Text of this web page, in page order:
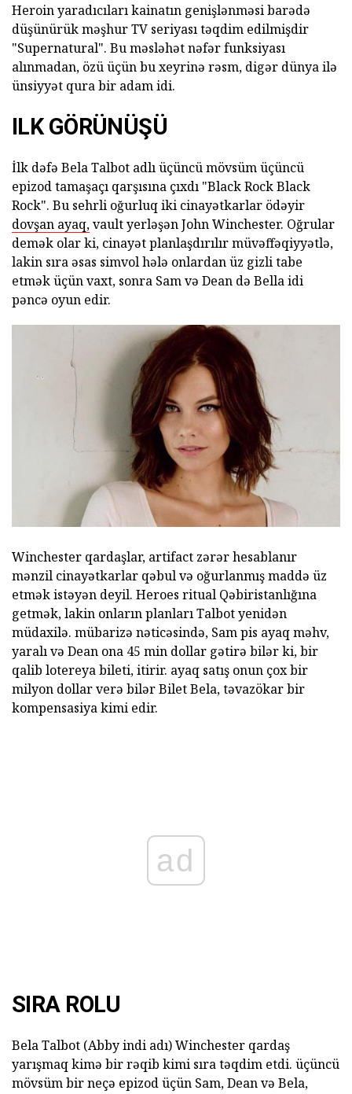
Heroin yaradıcıları kainatın genişlənməsi barədə
düşünürük məşhur TV seriyası təqdim edilmişdir
"Supernatural". Bu məsləhət nəfər funksiyası
alınmadan, özü üçün bu xeyrinə rəsm, digər dünya ilə
ünsiyyət qura bir adam idi.
ILK GÖRÜNÜŞÜ
İlk dəfə Bela Talbot adlı üçüncü mövsüm üçüncü
epizod tamaşaçı qarşısına çıxdı "Black Rock Black
Rock". Bu sehrli oğurluq iki cinayətkarlar ödəyir
dovşan ayaq,vault yerləşən John Winchester. Oğrular
demək olar ki, cinayət planlaşdırılır müvəffəqiyyətlə,
lakin sıra əsas simvol hələ onlardan üz gizli tabe
etmək üçün vaxt, sonra Sam və Dean də Bella idi
pəncə oyun edir.
Winchester qardaşlar, artifact zərər hesablanır
mənzil cinayətkarlar qəbul və oğurlanmış maddə üz
etmək istəyən deyil. Heroes ritual Qəbiristanlığına
getmək, lakin onların planları Talbot yenidən
müdaxilə. mübarizə nəticəsində, Sam pis ayaq məhv,
yaralı və Dean ona 45 min dollar gətirə bilər ki, bir
qalib lotereya bileti, itirir. ayaq satış onun çox bir
milyon dollar verə bilər Bilet Bela, təvazökar bir
kompensasiya kimi edir.
ad
SIRA ROLU
Bela Talbot (Abby indi adı) Winchester qardaş
yarışmaq kimə bir rəqib kimi sıra təqdim etdi. üçüncü
mövsüm bir neçə epizod üçün Sam, Dean və Bela,